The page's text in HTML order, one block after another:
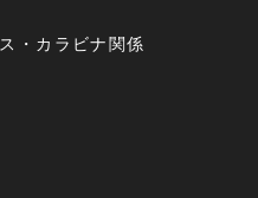
・カラビナ関係